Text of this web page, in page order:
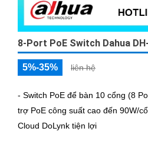
8-Port PoE Switch Dahua
5%-35% liên hệ
- Switch PoE để bàn 10 cổng (8
trợ PoE công suất cao đến 90W/
Cloud DoLynk tiện lợi